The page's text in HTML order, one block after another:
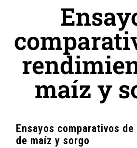
maíz y
Ensayos comparativos
de maíz y sorgo